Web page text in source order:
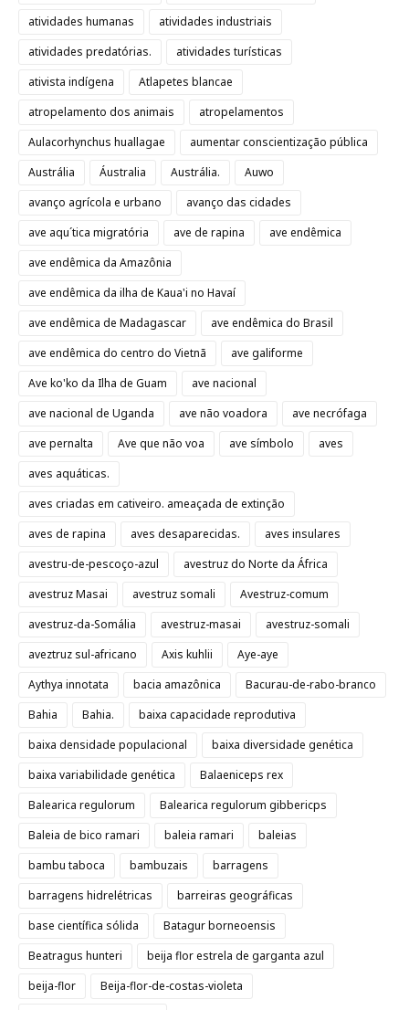
atividades humanas
atividades industriais
atividades predatórias.
atividades turísticas
ativista indígena
Atlapetes blancae
atropelamento dos animais
atropelamentos
Aulacorhynchus huallagae
aumentar conscientização pública
Austrália
Áustralia Austrália.
Auwo
avanço agrícola e urbano
avanço das cidades
ave aqu´tica migratória
ave de rapina
ave endêmica
ave endêmica da Amazônia
ave endêmica da ilha de Kaua'i no Havaí
ave endêmica de Madagascar
ave endêmica do Brasil
ave endêmica do centro do Vietnã
ave galiforme
Ave ko'ko da Ilha de Guam
ave nacional
ave nacional de Uganda
ave não voadora
ave necrófaga
ave pernalta
Ave que não voa ave símbolo
aves
aves aquáticas.
aves criadas em cativeiro. ameaçada de extinção
aves de rapina
aves desaparecidas.
aves insulares
avestru-de-pescoço-azul
avestruz do Norte da África
avestruz Masai
avestruz somali
Avestruz-comum
avestruz-da-Somália
avestruz-masai
avestruz-somali
aveztruz sul-africano
Axis kuhlii
Aye-aye
Aythya innotata
bacia amazônica
Bacurau-de-rabo-branco
Bahia
Bahia.
baixa capacidade reprodutiva
baixa densidade populacional
baixa diversidade genética
baixa variabilidade genética
Balaeniceps rex
Balearica regulorum
Balearica regulorum gibbericps
Baleia de bico ramari
baleia ramari
baleias
bambu taboca
bambuzais
barragens
barragens hidrelétricas
barreiras geográficas
base científica sólida
Batagur borneoensis
Beatragus hunteri
beija flor estrela de garganta azul
beija-flor
Beija-flor-de-costas-violeta